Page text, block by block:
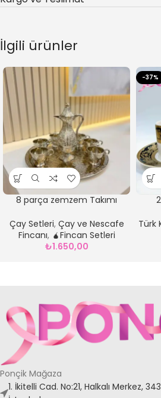
İlgili ürünler
8 parça zemzem Takımı
Çay Setleri, Çay ve Nescafe
Fincanı, 🧉Fincan Setleri
₺1.650,00
-37%
Türk
Ponçik Mağaza
1. İkitelli Cad. No:21, Halkalı Merkez,